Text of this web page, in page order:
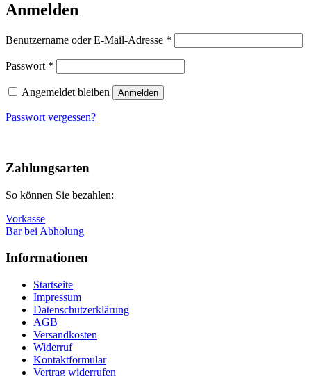
Anmelden
Benutzername oder E-Mail-Adresse *
Passwort *
Angemeldet bleiben Anmelden
Passwort vergessen?
oben
Zahlungsarten
So können Sie bezahlen:
Vorkasse
Bar bei Abholung
Informationen
Startseite
Impressum
Datenschutzerklärung
AGB
Versandkosten
Widerruf
Kontaktformular
Vertrag widerrufen